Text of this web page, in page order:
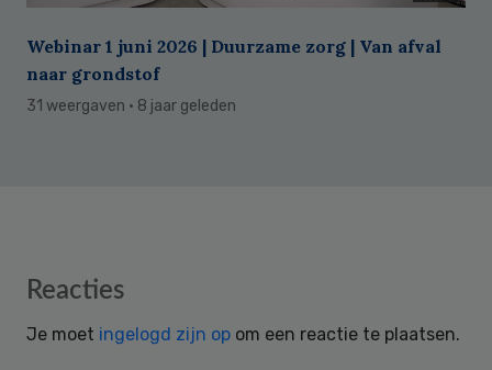
Webinar 1 juni 2026 | Duurzame zorg | Van afval
naar grondstof
31 weergaven · 8 jaar geleden
Reader
Reacties
Je moet ingelogd zijn op om een reactie te plaatsen.